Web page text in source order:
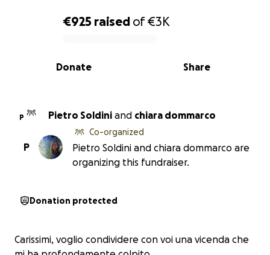
0% complete
€925 raised of€3K
Share
Donate
P Pietro Soldini and chiara dommarco
P
Co-organized
Pietro Soldini and chiara dommarco are
organizing this fundraiser.
Donation protected
Carissimi, voglio condividere con voi una vicenda che